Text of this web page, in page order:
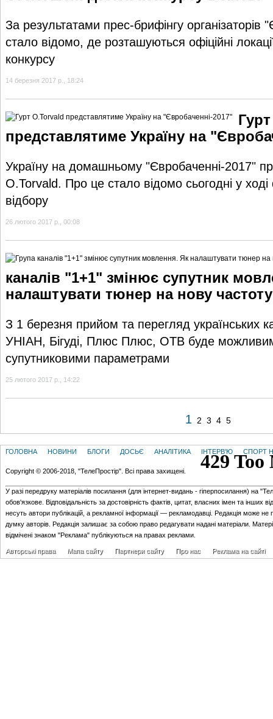
За результатами прес-брифінгу організаторів
стало відомо, де розташуються офіційні
конкурсу
14 березня 2017 р., 18:24
представлятиме Україну на
Україну на домашньому "Євробаченні-2017"
O.Torvald. Про це стало відомо сьогодні у ході
відбору
26 лютого 2017 р., 00:08
каналів "1+1" змінює супутник
налаштувати тюнер на нову
З 1 березня прийом та перегляд українських
УНІАН, Бігуді, Плюс Плюс, ОТВ буде
супутниковими параметрами
25 лютого 2017 р., 14:22
1 2 3 4 5
ГОЛОВНА НОВИНИ БЛОГИ ДОСЬЄ АНАЛІТИКА ІНТЕРВ'Ю СПОРТ
Copyright © 2006-2018, "ТелеПростір". Всі права захищені.
У разі передруку матеріалів посилання (для iнтернет-видань - гiперпосилання) на
обов'язкове. Відповідальність за достовірність фактів, цитат, власних імен та інших
несуть автори публікацій, а рекламної інформації — рекламодавці. Редакція може не
думку авторів. Редакція залишає за собою право редагувати надані матеріали.
відмічені знаком "Реклама" публікуються на правах реклами.
Авторські права Мапа сайту Партнери сайту Про нас Реклама на сайті